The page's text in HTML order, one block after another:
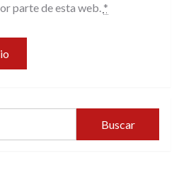
parte de esta web. *